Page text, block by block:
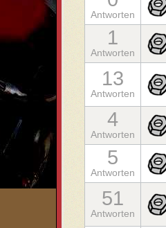
Antworten
1
Antworten
13
Antworten
4
Antworten
5
Antworten
51
Antworten